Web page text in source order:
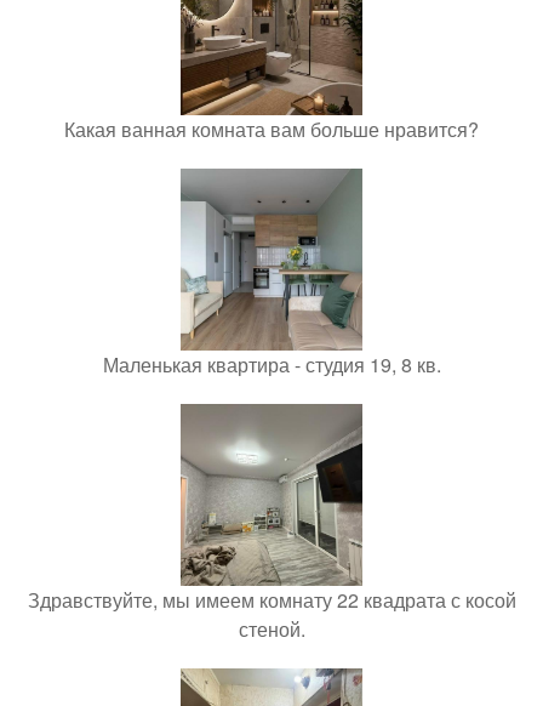
Какая ванная комната вам больше нравится?
Маленькая квартира - студия 19, 8 кв.
Здравствуйте, мы имеем комнату 22 квадрата с косой
стеной.